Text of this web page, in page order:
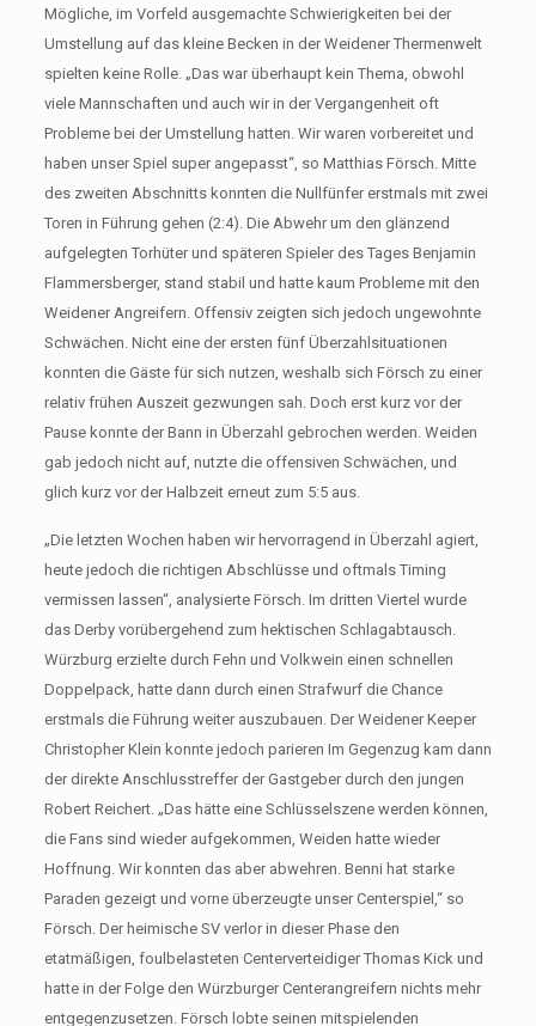
Mögliche, im Vorfeld ausgemachte Schwierigkeiten bei der
Umstellung auf das kleine Becken in der Weidener Thermenwelt
spielten keine Rolle. „Das war überhaupt kein Thema, obwohl
viele Mannschaften und auch wir in der Vergangenheit oft
Probleme bei der Umstellung hatten. Wir waren vorbereitet und
haben unser Spiel super angepasst“, so Matthias Försch. Mitte
des zweiten Abschnitts konnten die Nullfünfer erstmals mit zwei
Toren in Führung gehen (2:4). Die Abwehr um den glänzend
aufgelegten Torhüter und späteren Spieler des Tages Benjamin
Flammersberger, stand stabil und hatte kaum Probleme mit den
Weidener Angreifern. Offensiv zeigten sich jedoch ungewohnte
Schwächen. Nicht eine der ersten fünf Überzahlsituationen
konnten die Gäste für sich nutzen, weshalb sich Försch zu einer
relativ frühen Auszeit gezwungen sah. Doch erst kurz vor der
Pause konnte der Bann in Überzahl gebrochen werden. Weiden
gab jedoch nicht auf, nutzte die offensiven Schwächen, und
glich kurz vor der Halbzeit erneut zum 5:5 aus.
„Die letzten Wochen haben wir hervorragend in Überzahl agiert,
heute jedoch die richtigen Abschlüsse und oftmals Timing
vermissen lassen“, analysierte Försch. Im dritten Viertel wurde
das Derby vorübergehend zum hektischen Schlagabtausch.
Würzburg erzielte durch Fehn und Volkwein einen schnellen
Doppelpack, hatte dann durch einen Strafwurf die Chance
erstmals die Führung weiter auszubauen. Der Weidener Keeper
Christopher Klein konnte jedoch parieren Im Gegenzug kam dann
der direkte Anschlusstreffer der Gastgeber durch den jungen
Robert Reichert. „Das hätte eine Schlüsselszene werden können,
die Fans sind wieder aufgekommen, Weiden hatte wieder
Hoffnung. Wir konnten das aber abwehren. Benni hat starke
Paraden gezeigt und vorne überzeugte unser Centerspiel,“ so
Försch. Der heimische SV verlor in dieser Phase den
etatmäßigen, foulbelasteten Centerverteidiger Thomas Kick und
hatte in der Folge den Würzburger Centerangreifern nichts mehr
entgegenzusetzen. Försch lobte seinen mitspielenden